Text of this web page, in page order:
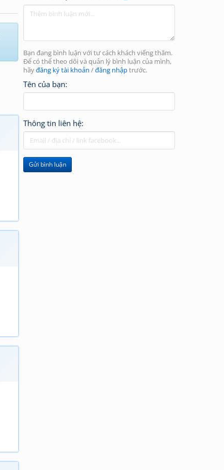
Bạn đang bình luận với tư cách khách viếng thăm.
Để có thể theo dõi và quản lý bình luận của mình,
hãyđăng ký tài khoản /đăng nhậptrước.
Tên của bạn:
Thông tin liên hệ:
Gửi bình luận